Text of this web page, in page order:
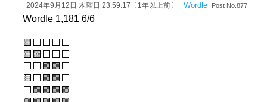
2024年9月12日 木曜日 23:59:17〔1年以上前〕 Wordle Post No.877
Wordle 1,181 6/6
🟨⬜⬜⬜⬜
🟨🟨⬜⬜⬜
⬜⬜🟩🟩⬜
🟨⬜🟩🟩⬜
⬜🟩🟩🟩🟩